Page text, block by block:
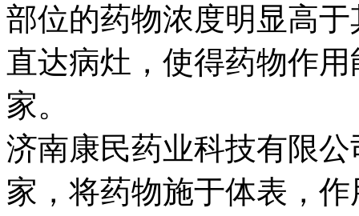
部位的药物浓度明显高
直达病灶，使得药物作
家。
济南康民药业科技有限
家，将药物施于体表，